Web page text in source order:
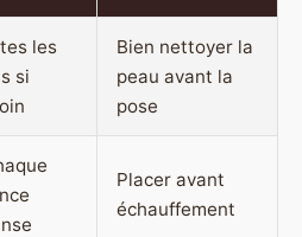
les
si
Bien nettoyer la
peau avant la
pose
Placer avant
échauffement